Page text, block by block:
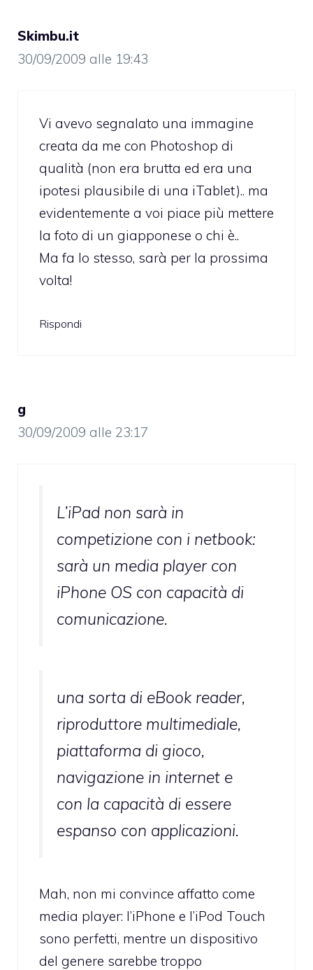
Skimbu.it
30/09/2009 alle 19:43
Vi avevo segnalato una immagine
creata da me con Photoshop di
qualità (non era brutta ed era una
ipotesi plausibile di una iTablet).. ma
evidentemente a voi piace più mettere
la foto di un giapponese o chi è..
Ma fa lo stesso, sarà per la prossima
volta!
Rispondi
g
30/09/2009 alle 23:17
L’iPad non sarà in
competizione con i netbook:
sarà un media player con
iPhone OS con capacità di
comunicazione.
una sorta di eBook reader,
riproduttore multimediale,
piattaforma di gioco,
navigazione in internet e
con la capacità di essere
espanso con applicazioni.
Mah, non mi convince affatto come
media player: l’iPhone e l’iPod Touch
sono perfetti, mentre un dispositivo
del genere sarebbe troppo